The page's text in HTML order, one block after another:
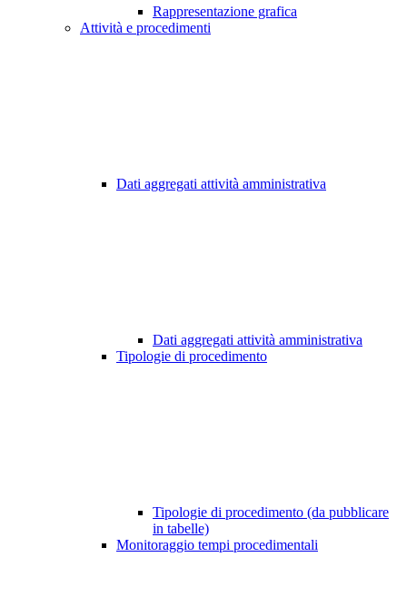
Rappresentazione grafica
Attività e procedimenti
Dati aggregati attività amministrativa
Dati aggregati attività amministrativa
Tipologie di procedimento
Tipologie di procedimento (da pubblicare
in tabelle)
Monitoraggio tempi procedimentali